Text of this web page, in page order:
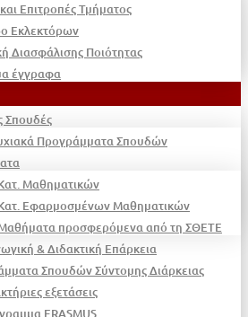
Επιτροπές Τμήματος
Εκλεκτόρων
Διασφάλισης Ποιότητας
έγγραφα
Σπουδές
Προγράμματα Σπουδών
Μαθηματικών
Εφαρμοσμένων Μαθηματικών
προσφερόμενα από τη ΣΘΕΤΕ
& Διδακτική Επάρκεια
Σπουδών Σύντομης Διάρκειας
εξετάσεις
ERASMUS